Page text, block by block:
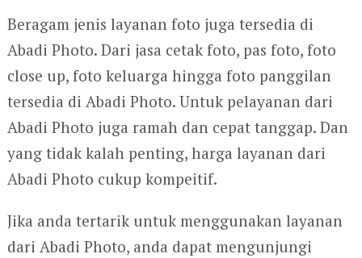
Beragam jenis layanan foto juga tersedia di
Abadi Photo. Dari jasa cetak foto, pas foto, foto
close up, foto keluarga hingga foto panggilan
tersedia di Abadi Photo. Untuk pelayanan dari
Abadi Photo juga ramah dan cepat tanggap. Dan
yang tidak kalah penting, harga layanan dari
Abadi Photo cukup kompeitif.
Jika anda tertarik untuk menggunakan layanan
dari Abadi Photo, anda dapat mengunjungi